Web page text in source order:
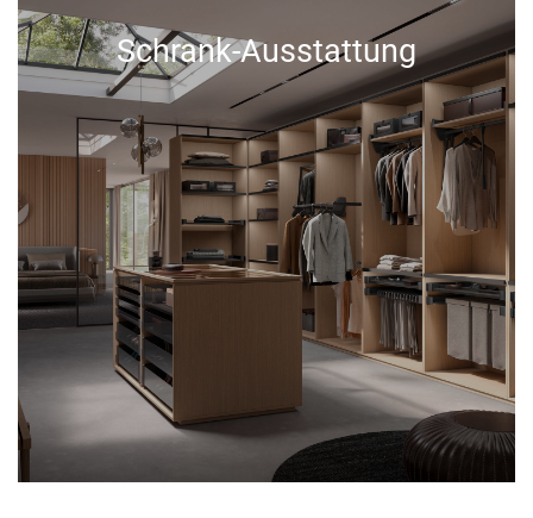
Schrank-Ausstattung